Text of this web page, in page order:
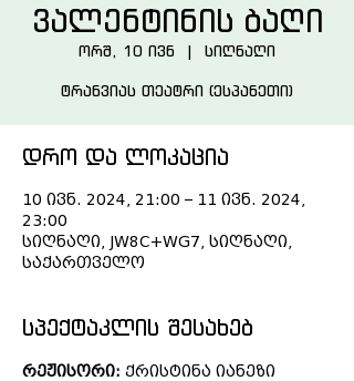
ვალენტინის ბაღი
ორშ, 10 ივნ
  |
სიღნაღი
ტრანვიას თეატრი (ესპანეთი)
დრო და ლოკაცია
10 ივნ. 2024, 21:00 – 11 ივნ. 2024,
23:00
სიღნაღი, JW8C+WG7, სიღნაღი,
საქართველო
სპექტაკლის შესახებ
რეჟისორი: ქრისტინა იანეზი